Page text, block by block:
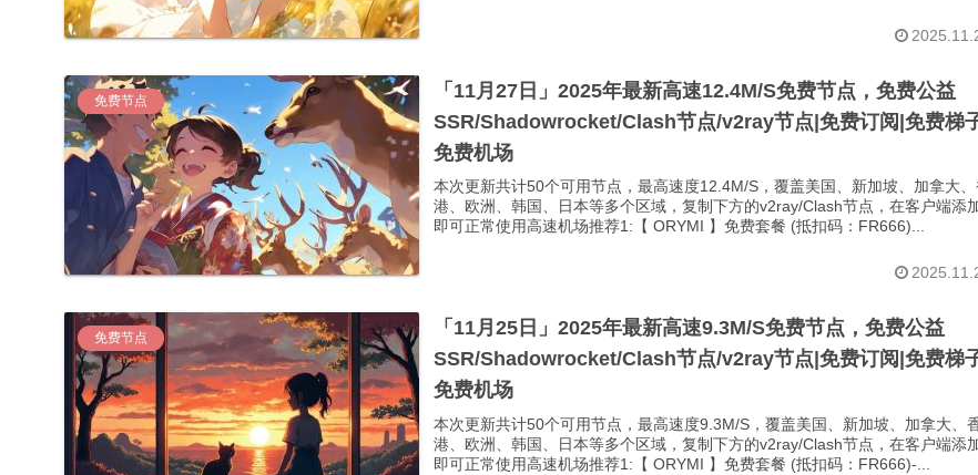
免费节点
「11月27日」2025年最新高速12.4M/S免费节点，免费公益
SSR/Shadowrocket/Clash节点/v2ray节点|免费订阅|免费梯
免费机场
本次更新共计50个可用节点，最高速度12.4M/S，覆盖美国、新加坡、加拿大、
港、欧洲、韩国、日本等多个区域，复制下方的v2ray/Clash节点，在客户端添
即可正常使用高速机场推荐1:【 ORYMI 】免费套餐 (抵扣码：FR666)...
免费节点
「11月25日」2025年最新高速9.3M/S免费节点，免费公益
SSR/Shadowrocket/Clash节点/v2ray节点|免费订阅|免费梯
免费机场
本次更新共计50个可用节点，最高速度9.3M/S，覆盖美国、新加坡、加拿大、
港、欧洲、韩国、日本等多个区域，复制下方的v2ray/Clash节点，在客户端添
即可正常使用高速机场推荐1:【 ORYMI 】免费套餐 (抵扣码：FR666)-...